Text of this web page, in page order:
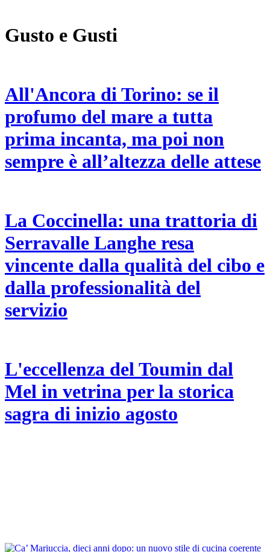
Gusto e Gusti
All'Ancora di Torino: se il
profumo del mare a tutta
prima incanta, ma poi non
sempre è all’altezza delle attese
La Coccinella: una trattoria di
Serravalle Langhe resa
vincente dalla qualità del cibo e
dalla professionalità del
servizio
L'eccellenza del Toumin dal
Mel in vetrina per la storica
sagra di inizio agosto